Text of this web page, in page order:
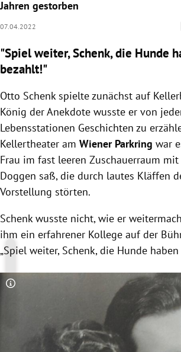
Jahren gestorben
07.04.2022
"Spiel weiter, Schenk, die Hunde
bezahlt!"
Otto Schenk spielte zunächst auf
König der Anekdote wusste er von
Lebensstationen Geschichten zu
Kellertheater am Wiener Parkring war
Frau im fast leeren Zuschauerraum
Doggen saß, die durch lautes Kläffen
Vorstellung störten.
Schenk wusste nicht, wie er
ihm ein erfahrener Kollege auf der
„Spiel weiter, Schenk, die Hunde
Copyright-Hinweis öffnen/schließen